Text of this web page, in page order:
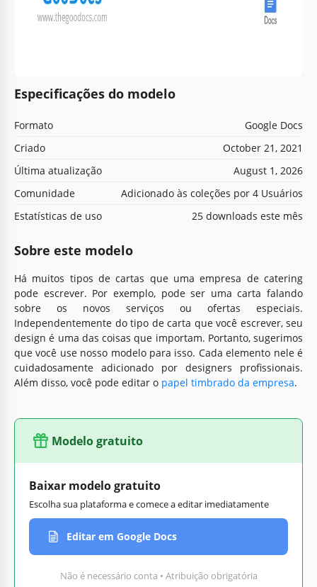
Especificações do modelo
Formato
Google Docs
Criado
October 21, 2021
Última atualização
August 1, 2026
Comunidade
Adicionado às coleções por 4 Usuários
Estatísticas de uso
25 downloads este mês
Sobre este modelo
Há muitos tipos de cartas que uma empresa de catering
pode escrever. Por exemplo, pode ser uma carta falando
sobre os novos serviços ou ofertas especiais.
Independentemente do tipo de carta que você escrever, seu
design é uma das coisas que importam. Portanto, sugerimos
que você use nosso modelo para isso. Cada elemento nele é
cuidadosamente adicionado por designers profissionais.
Além disso, você pode editar o papel timbrado da empresa.
Modelo gratuito
Baixar modelo gratuito
Escolha sua plataforma e comece a editar imediatamente
Editar em Google Docs
Não é necessário conta • Atribuição obrigatória